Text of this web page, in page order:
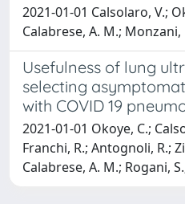
2021-01-01 Calsolaro, V.;
Calabrese, A. M.; Monzani,
Usefulness of lung
selecting
with COVID 19
2021-01-01 Okoye, C.;
Franchi, R.; Antognoli, R.;
Calabrese, A. M.; Rogani,